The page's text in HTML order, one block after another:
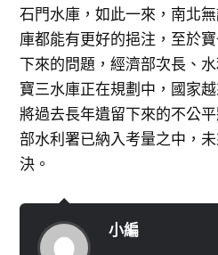
石門水庫，如此一來，南北
庫都能有更好的挹注，至於
下來的問題，經濟部次長、
寶三水庫正在規劃中，國家
將過去長年遺留下來的不公
部水利署已納入考量之中，
決。
小編